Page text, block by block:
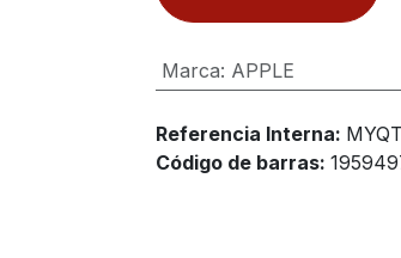
Marca: APPLE
Referencia Interna:
Código de barras: